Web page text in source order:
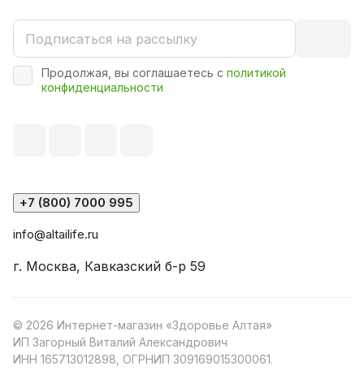
Продолжая, вы соглашаетесь с политикой
конфиденциальности
+7 (800) 7000 995
info@altailife.ru
г. Москва, Кавказский б-р 59
© 2026 Интернет-магазин «Здоровье Алтая»
ИП Загорный Виталий Александрович
ИНН 165713012898, ОГРНИП 309169015300061.